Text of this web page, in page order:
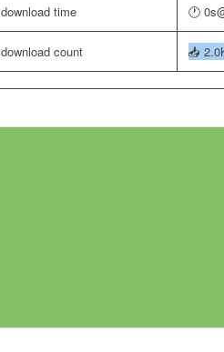
download time 🕐
download count 📥